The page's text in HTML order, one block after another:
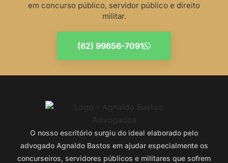
em concurso público, servidor público e direito
militar.
(62) 99656-7091
O nosso escritório surgiu do ideal elaborado pelo
advogado Agnaldo Bastos em ajudar especialmente os
concurseiros, servidores públicos e militares que sofrem